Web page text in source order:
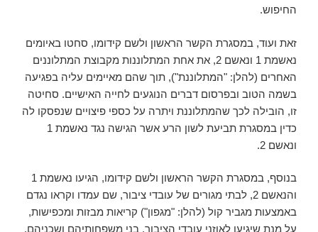
החיפוש.
זאת ועוד, במסגרת הקשר הראשון ולשם קידומו, סחטו באיומים
נאשמת 1 ונאשם 2, את אחת המתלוננות מקבוצת המתלוננים
האחרים (להלן: "המתלוננת"), תוך שהם מאיימים עליה בפגיעה
בשמה הטוב ובפרסום דברים הנוגעים לחייה האישיים. סחיטה
זו, הובילה לכך שהמתלוננת ויתרה על כספי פיצויים שנפסקו לה
כדין במסגרת תביעת לשון הרע אשר הגישה נגד נאשמת 1
ונאשם 2.
בנוסף, במסגרת הקשר הראשון ולשם קידומו, הגיעו נאשמת 1
והנאשם 2, לבתי מגורים של עובדי ציבור, שם עמדו וקראו נגדם
באמצעות מגביר קול (להלן: "מגפון") קריאות מבזות ומכפישות,
על מנת שיגיעו לאוזני עובדי הציבור, בני משפחותיהם ושכניהם,